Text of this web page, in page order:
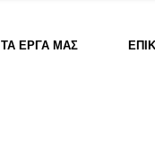
ΤΑ ΈΡΓΑ ΜΑΣ